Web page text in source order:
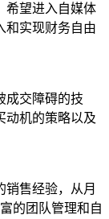
希望进入自媒体
和实现财务自由
成交障碍的技
动机的策略以及
售经验，从月
的团队管理和自